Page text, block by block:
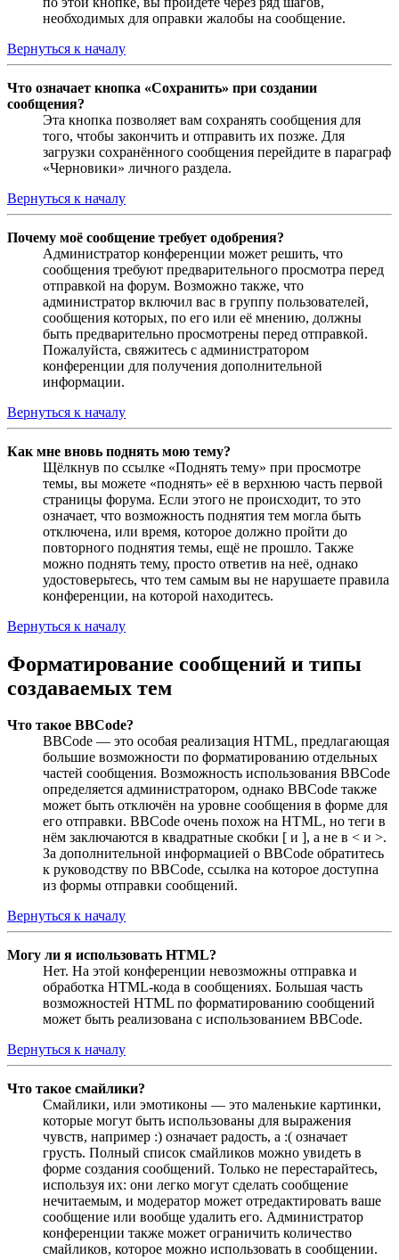
необходимых для оправки жалобы на сообщение.
Вернуться к началу
Что означает кнопка «Сохранить» при создании
сообщения?
Эта кнопка позволяет вам сохранять сообщения для
того, чтобы закончить и отправить их позже. Для
загрузки сохранённого сообщения перейдите в параграф
«Черновики» личного раздела.
Вернуться к началу
Почему моё сообщение требует одобрения?
Администратор конференции может решить, что
сообщения требуют предварительного просмотра перед
отправкой на форум. Возможно также, что
администратор включил вас в группу пользователей,
сообщения которых, по его или её мнению, должны
быть предварительно просмотрены перед отправкой.
Пожалуйста, свяжитесь с администратором
конференции для получения дополнительной
информации.
Вернуться к началу
Как мне вновь поднять мою тему?
Щёлкнув по ссылке «Поднять тему» при просмотре
темы, вы можете «поднять» её в верхнюю часть первой
страницы форума. Если этого не происходит, то это
означает, что возможность поднятия тем могла быть
отключена, или время, которое должно пройти до
повторного поднятия темы, ещё не прошло. Также
можно поднять тему, просто ответив на неё, однако
удостоверьтесь, что тем самым вы не нарушаете правила
конференции, на которой находитесь.
Вернуться к началу
Форматирование сообщений и типы
создаваемых тем
Что такое BBCode?
BBCode — это особая реализация HTML, предлагающая
большие возможности по форматированию отдельных
частей сообщения. Возможность использования BBCode
определяется администратором, однако BBCode также
может быть отключён на уровне сообщения в форме для
его отправки. BBCode очень похож на HTML, но теги в
нём заключаются в квадратные скобки [ и ], а не в < и >.
За дополнительной информацией о BBCode обратитесь
к руководству по BBCode, ссылка на которое доступна
из формы отправки сообщений.
Вернуться к началу
Могу ли я использовать HTML?
Нет. На этой конференции невозможны отправка и
обработка HTML-кода в сообщениях. Большая часть
возможностей HTML по форматированию сообщений
может быть реализована с использованием BBCode.
Вернуться к началу
Что такое смайлики?
Смайлики, или эмотиконы — это маленькие картинки,
которые могут быть использованы для выражения
чувств, например :) означает радость, а :( означает
грусть. Полный список смайликов можно увидеть в
форме создания сообщений. Только не перестарайтесь,
используя их: они легко могут сделать сообщение
нечитаемым, и модератор может отредактировать ваше
сообщение или вообще удалить его. Администратор
конференции также может ограничить количество
смайликов, которое можно использовать в сообщении.